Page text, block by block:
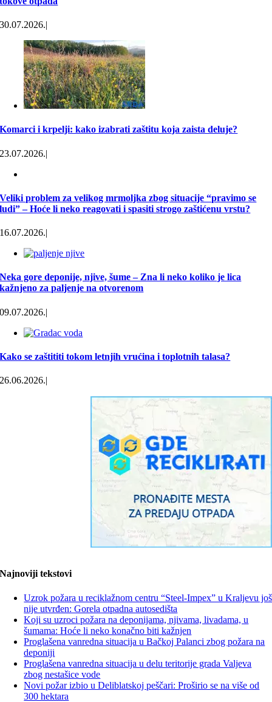
30.07.2026.|
Komarci i krpelji: kako izabrati zaštitu koja zaista deluje?
23.07.2026.|
Veliki problem za velikog mrmoljka zbog situacije “pravimo se
ludi” – Hoće li neko reagovati i spasiti strogo zaštićenu vrstu?
16.07.2026.|
Neka gore deponije, njive, šume – Zna li neko koliko je lica
kažnjeno za paljenje na otvorenom
09.07.2026.|
Kako se zaštititi tokom letnjih vrućina i toplotnih talasa?
26.06.2026.|
Najnoviji tekstovi
Uzrok požara u reciklažnom centru “Steel-Impex” u Kraljevu još
nije utvrđen: Gorela otpadna autosedišta
Koji su uzroci požara na deponijama, njivama, livadama, u
šumama: Hoće li neko konačno biti kažnjen
Proglašena vanredna situacija u Bačkoj Palanci zbog požara na
deponiji
Proglašena vanredna situacija u delu teritorije grada Valjeva
zbog nestašice vode
Novi požar izbio u Deliblatskoj peščari: Proširio se na više od
300 hektara